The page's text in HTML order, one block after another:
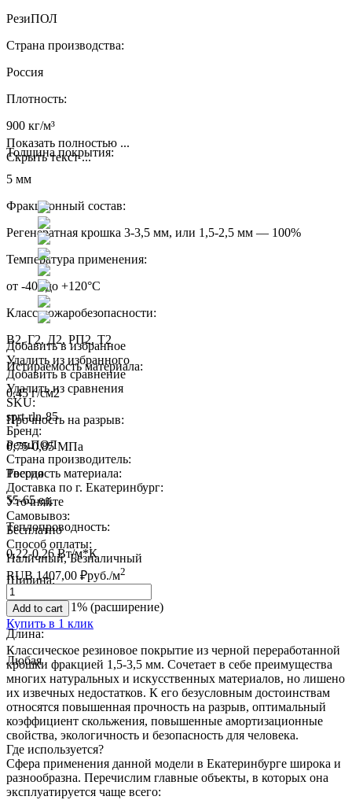
РезиПОЛ
Страна производства:
Россия
Плотность:
900 кг/м³
Толщина покрытия:
5 мм
Фракционный состав:
Регенератная крошка 3-3,5 мм, или 1,5-2,5 мм — 100%
Температура применения:
от -40° до +120°С
Класс пожаробезопасности:
В2, Г2, Д2, РП2, Т2
Истираемость материала:
0,45 г/см2
Прочность на разрыв:
0,75-0,85 МПа
Твердость материала:
55-65 ед.
Теплопроводность:
0,22-0,26 Вт/м*К
Ширина:
1220 мм +/- 1% (расширение)
Длина:
Любая
Показать полностью ...
Скрыть текст ...
Добавить в избранное
Удалить из избранного
Добавить в сравнение
Удалить из сравнения
SKU:
sprt-rln-85
Бренд:
РезиПОЛ
Страна производитель:
Россия
Доставка по г. Екатеринбург:
Уточняйте
Самовывоз:
Бесплатно
Способ оплаты:
Наличный, Безналичный
RUB 1407,00 ₽руб./м2
Quantity
Add to cart
Купить в 1 клик
Классическое резиновое покрытие из черной переработанной
крошки фракцией 1,5-3,5 мм. Сочетает в себе преимущества
многих натуральных и искусственных материалов, но лишено
их извечных недостатков. К его безусловным достоинствам
относятся повышенная прочность на разрыв, оптимальный
коэффициент скольжения, повышенные амортизационные
свойства, экологичность и безопасность для человека.
Где используется?
Сфера применения данной модели в Екатеринбурге широка и
разнообразна. Перечислим главные объекты, в которых она
эксплуатируется чаще всего: